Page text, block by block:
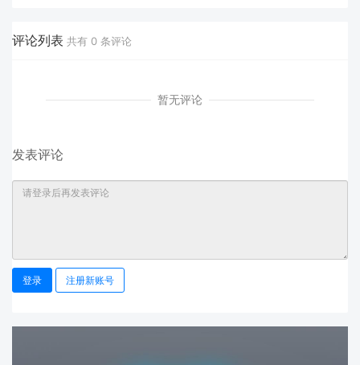
评论列表 共有 0 条评论
暂无评论
发表评论
登录 注册新账号